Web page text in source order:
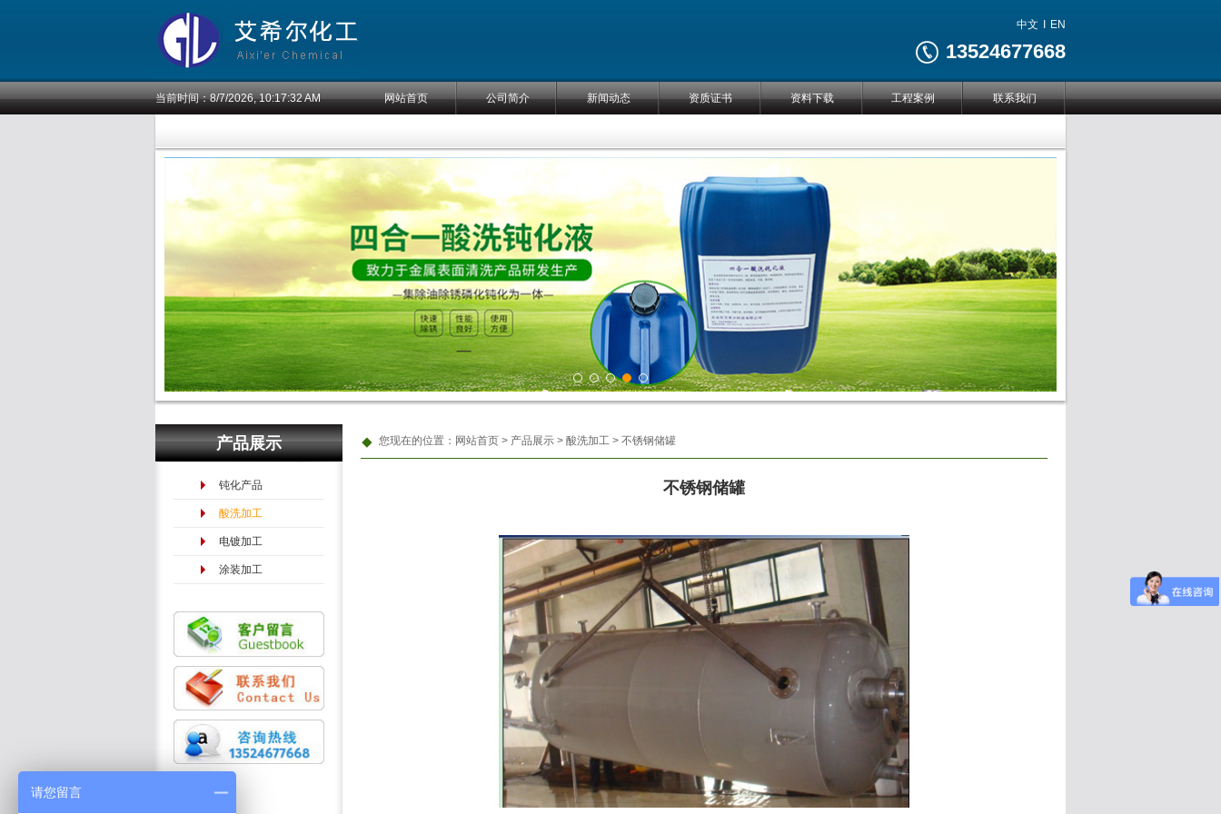
中文 EN
13524677668
当前时间：8/7/2026, 10:17:32 AM 网站首页 公司简介 新闻动态 资质证书 资料下载 工程案例 联系我们
产品展示
钝化产品
酸洗加工
电镀加工
涂装加工
您现在的位置： 网站首页 > 产品展示 > 酸洗加工 > 不锈钢储罐
不锈钢储罐
请您留言